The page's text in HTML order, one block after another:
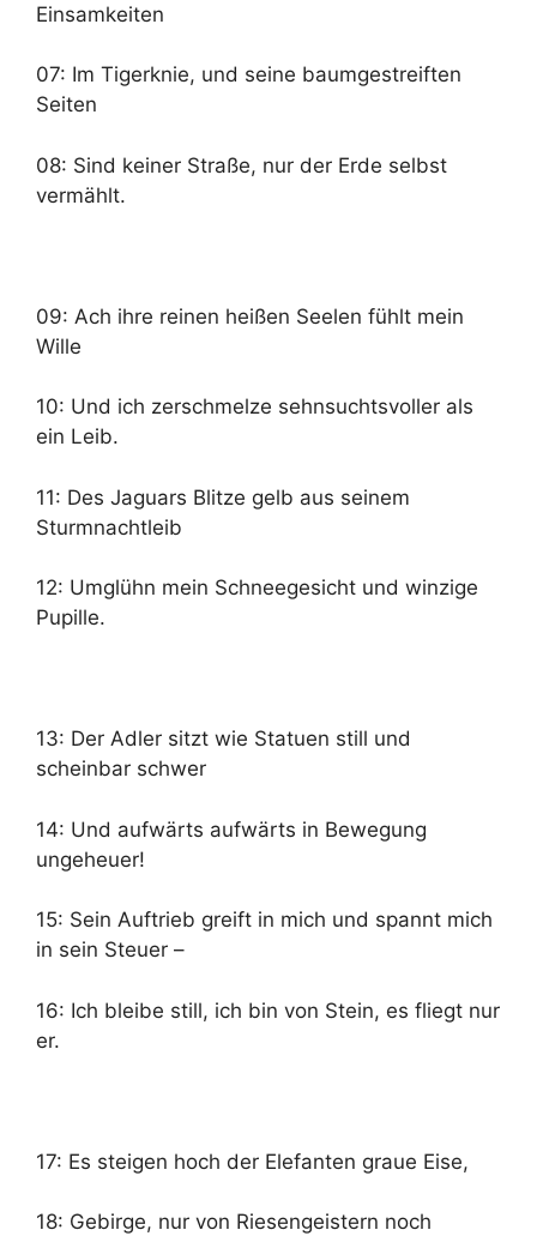
Einsamkeiten
07: Im Tigerknie, und seine baumgestreiften
Seiten
08: Sind keiner Straße, nur der Erde selbst
vermählt.
09: Ach ihre reinen heißen Seelen fühlt mein
Wille
10: Und ich zerschmelze sehnsuchtsvoller als
ein Leib.
11: Des Jaguars Blitze gelb aus seinem
Sturmnachtleib
12: Umglühn mein Schneegesicht und winzige
Pupille.
13: Der Adler sitzt wie Statuen still und
scheinbar schwer
14: Und aufwärts aufwärts in Bewegung
ungeheuer!
15: Sein Auftrieb greift in mich und spannt mich
in sein Steuer –
16: Ich bleibe still, ich bin von Stein, es fliegt nur
er.
17: Es steigen hoch der Elefanten graue Eise,
18: Gebirge, nur von Riesengeistern noch